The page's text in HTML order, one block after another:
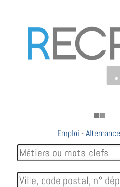
Emploi -Alternance